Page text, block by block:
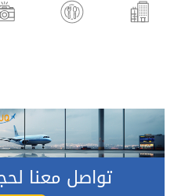
تواصل معنا